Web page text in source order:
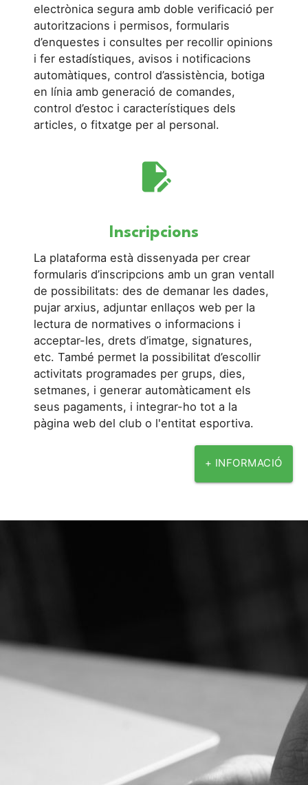
electrònica segura amb doble verificació per
autoritzacions i permisos, formularis
d’enquestes i consultes per recollir opinions
i fer estadístiques, avisos i notificacions
automàtiques, control d’assistència, botiga
en línia amb generació de comandes,
control d’estoc i característiques dels
articles, o fitxatge per al personal.
edit_document
Inscripcions
La plataforma està dissenyada per crear
formularis d’inscripcions amb un gran ventall
de possibilitats: des de demanar les dades,
pujar arxius, adjuntar enllaços web per la
lectura de normatives o informacions i
acceptar-les, drets d’imatge, signatures,
etc. També permet la possibilitat d’escollir
activitats programades per grups, dies,
setmanes, i generar automàticament els
seus pagaments, i integrar-ho tot a la
pàgina web del club o l'entitat esportiva.
+ INFORMACIÓ